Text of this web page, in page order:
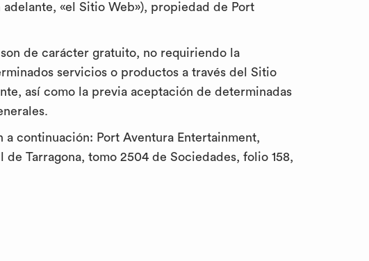
adelante, «el Sitio Web»), propiedad de Port
de carácter gratuito, no requiriendo la
servicios o productos a través del Sitio
así como la previa aceptación de determinadas
continuación: Port Aventura Entertainment,
Tarragona, tomo 2504 de Sociedades, folio 158,